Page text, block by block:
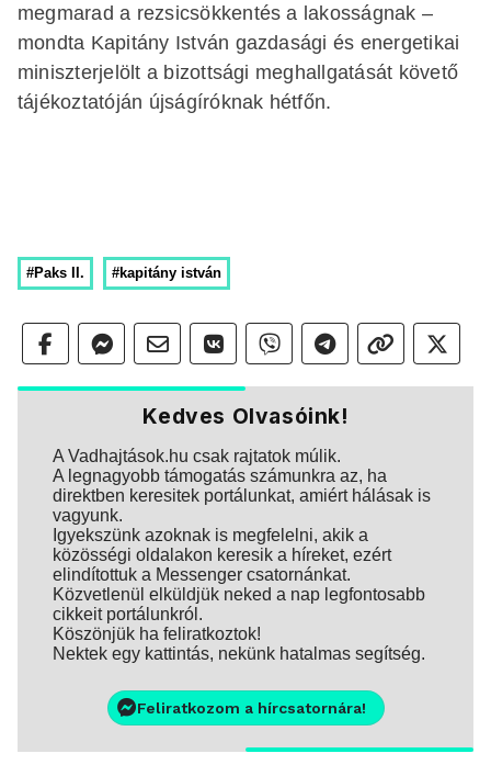
megmarad a rezsicsökkentés a lakosságnak –
mondta Kapitány István gazdasági és energetikai
miniszterjelölt a bizottsági meghallgatását követő
tájékoztatóján újságíróknak hétfőn.
#Paks II. #kapitány istván
Kedves Olvasóink!
A Vadhajtások.hu csak rajtatok múlik.
A legnagyobb támogatás számunkra az, ha
direktben keresitek portálunkat, amiért hálásak is
vagyunk.
Igyekszünk azoknak is megfelelni, akik a
közösségi oldalakon keresik a híreket, ezért
elindítottuk a Messenger csatornánkat.
Közvetlenül elküldjük neked a nap legfontosabb
cikkeit portálunkról.
Köszönjük ha feliratkoztok!
Nektek egy kattintás, nekünk hatalmas segítség.
Feliratkozom a hírcsatornára!